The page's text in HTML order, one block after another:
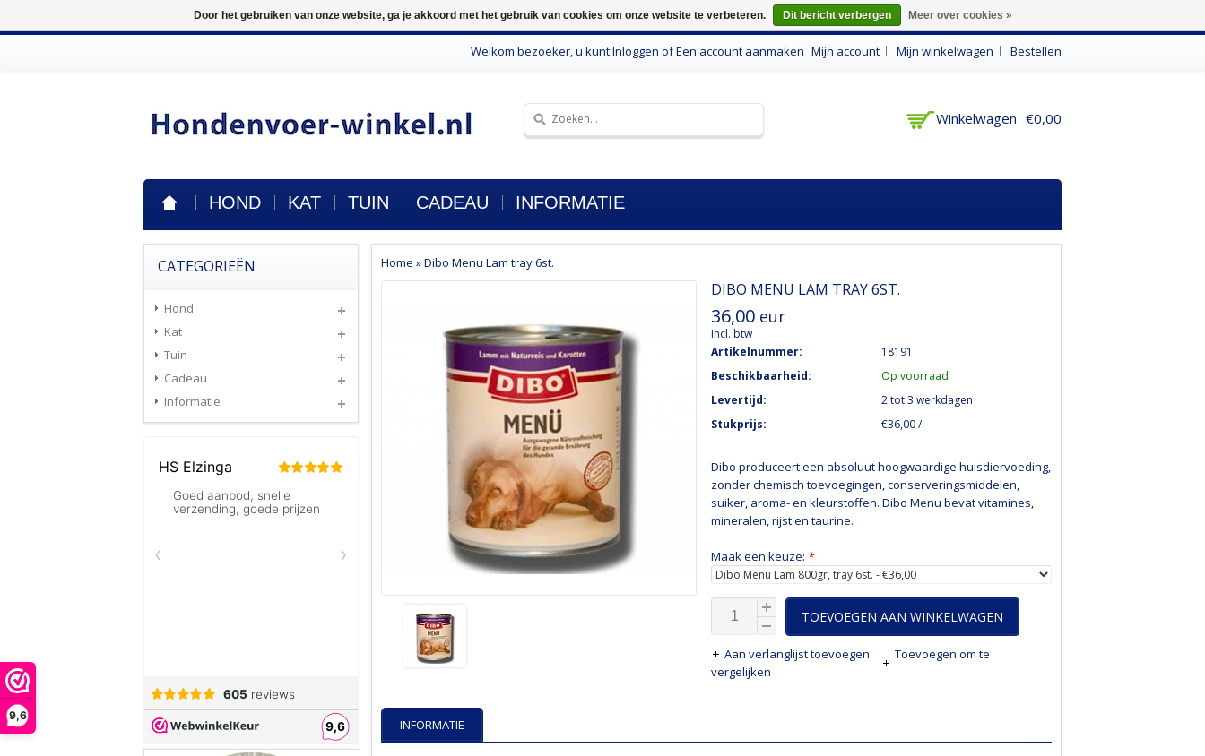
9,6
Welkom bezoeker, u kuntInloggen ofEen account aanmaken Mijn account Mijn winkelwagen Bestellen
Winkelwagen €0,00
HOND KAT TUIN CADEAU INFORMATIE
Home »Dibo Menu Lam tray 6st.
DIBO MENU LAM TRAY 6ST.
36,00 eur
Incl. btw
Artikelnummer:
18191
Beschikbaarheid:
Op voorraad
Levertijd:
2 tot 3 werkdagen
Stukprijs:
€36,00 /
Dibo produceert een absoluut hoogwaardige huisdiervoeding,
zonder chemisch toevoegingen, conserveringsmiddelen,
suiker, aroma- en kleurstoffen. Dibo Menu bevat vitamines,
mineralen, rijst en taurine.
Maak een keuze: *
TOEVOEGEN AAN WINKELWAGEN
Aan verlanglijst toevoegen
Toevoegen om te
vergelijken
INFORMATIE
CATEGORIEËN
Hond
Kat
Tuin
Cadeau
Informatie
Door het gebruiken van onze website, ga je akkoord met het gebruik van cookies om onze website te verbeteren. Dit bericht verbergen Meer over cookies »